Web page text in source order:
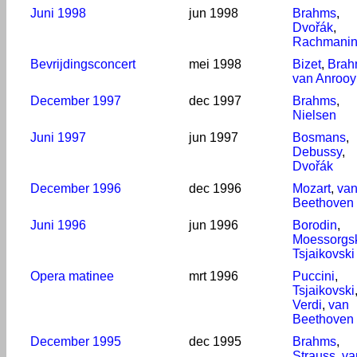
Juni 1998 jun 1998 Brahms,
Dvořák,
Bevrijdingsconcert
mei 1998 Bizet,
van Anrooy
December 1997
dec 1997 Brahms,
Nielsen
Juni 1997
jun 1997 Bosmans,
Debussy,
Dvořák
December 1996
dec 1996 Mozart, van
Beethoven
Juni 1996
jun 1996 Borodin,
Tsjaikovski
Opera matinee
mrt 1996 Puccini,
Tsjaikovski,
Verdi, van
Beethoven
December 1995
dec 1995 Brahms,